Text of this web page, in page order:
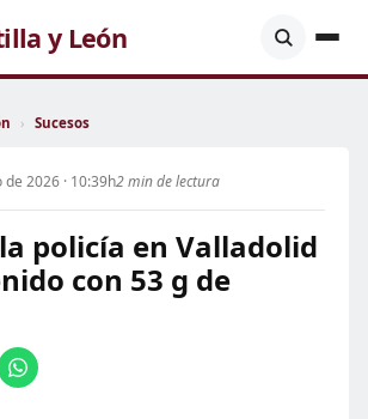
y León
› Sucesos
de 2026 · 10:39h2 min de lectura
policía en Valladolid
con 53 g de